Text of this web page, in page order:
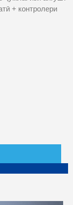
+ контролери